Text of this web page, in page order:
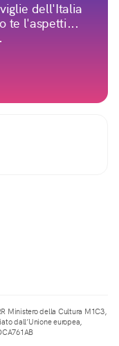
dell'Italia
te l'aspetti...
Ministero della Cultura M1C3,
dall’Unione europea,